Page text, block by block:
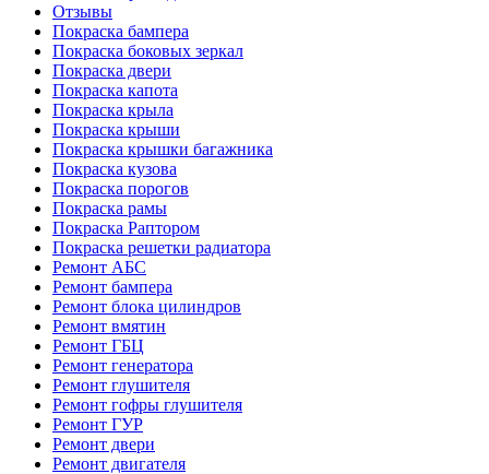
Отзывы
Покраска бампера
Покраска боковых зеркал
Покраска двери
Покраска капота
Покраска крыла
Покраска крыши
Покраска крышки багажника
Покраска кузова
Покраска порогов
Покраска рамы
Покраска Раптором
Покраска решетки радиатора
Ремонт АБС
Ремонт бампера
Ремонт блока цилиндров
Ремонт вмятин
Ремонт ГБЦ
Ремонт генератора
Ремонт глушителя
Ремонт гофры глушителя
Ремонт ГУР
Ремонт двери
Ремонт двигателя